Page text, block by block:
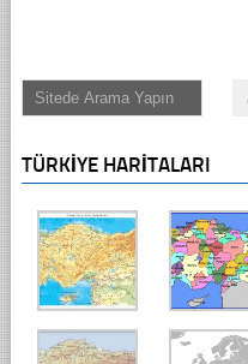
TÜRKIYE HARITALARI